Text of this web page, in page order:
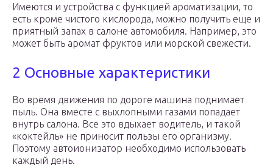
Имеются и устройства с функцией ароматизации, то
есть кроме чистого кислорода, можно получить еще и
приятный запах в салоне автомобиля. Например, это
может быть аромат фруктов или морской свежести.
2 Основные характеристики
Во время движения по дороге машина поднимает
пыль. Она вместе с выхлопными газами попадает
внутрь салона. Все это вдыхает водитель, и такой
«коктейль» не приносит пользы его организму.
Поэтому автоионизатор необходимо использовать
каждый день.